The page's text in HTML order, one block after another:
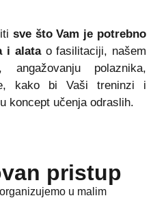
sve što Vam je potrebno
i alatao fasilitaciji, našem
angažovanju polaznika,
kako bi Vaši treninzi i
koncept učenja odraslih.
pristup
u malim